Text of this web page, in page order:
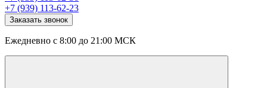
+7 (939) 113-62-23
Заказать звонок
Ежедневно с 8:00 до 21:00 МСК